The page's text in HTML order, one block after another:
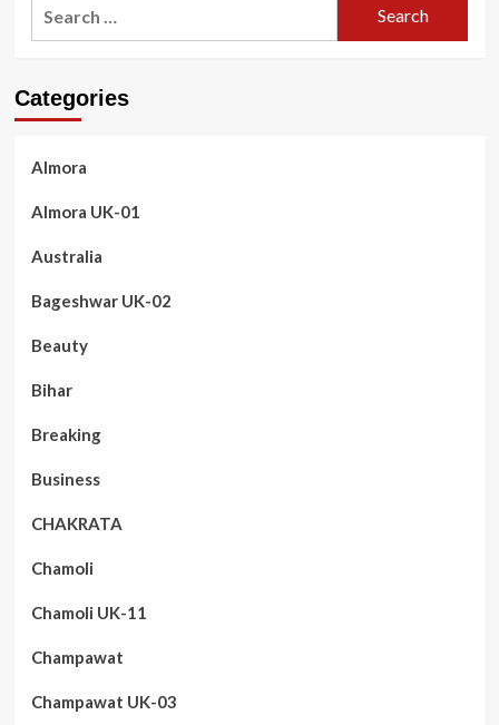
Categories
Almora
Almora UK-01
Australia
Bageshwar UK-02
Beauty
Bihar
Breaking
Business
CHAKRATA
Chamoli
Chamoli UK-11
Champawat
Champawat UK-03